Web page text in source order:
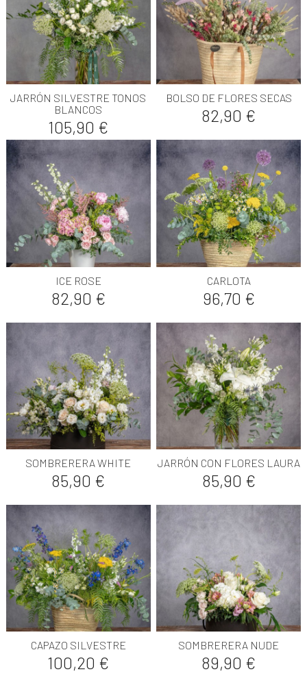
JARRÓN SILVESTRE TONOS
BLANCOS
Precio
105,90 €
BOLSO DE FLORES SECAS
Precio
82,90 €
ICE ROSE
Precio
82,90 €
CARLOTA
Precio
96,70 €
SOMBRERERA WHITE
Precio
85,90 €
JARRÓN CON FLORES LAURA
Precio
85,90 €
CAPAZO SILVESTRE
Precio
100,20 €
SOMBRERERA NUDE
Precio
89,90 €